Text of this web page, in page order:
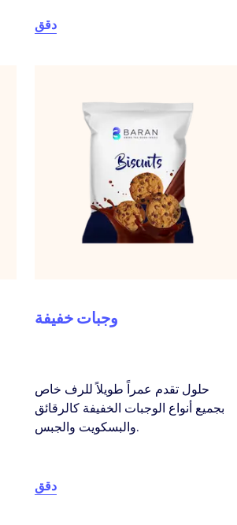
دقق
وجبات خفيفة
حلول تقدم عمراً طويلاً للرف خاص
بجميع أنواع الوجبات الخفيفة كالرقائق
والبسكويت والجبس.
دقق